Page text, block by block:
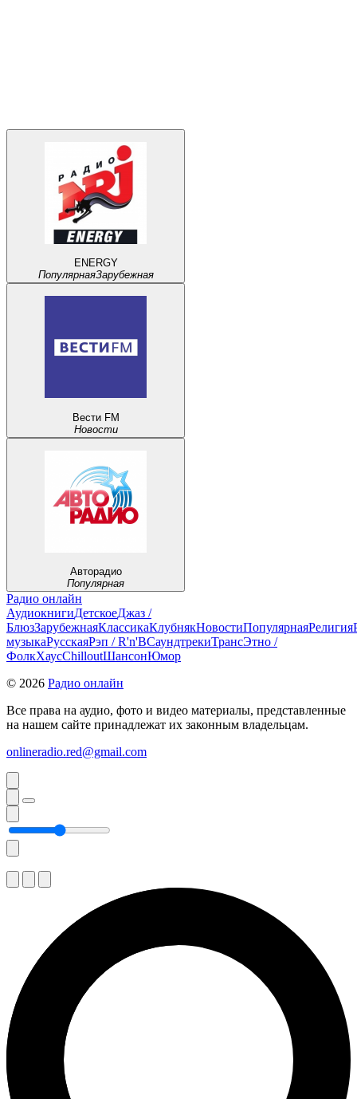
ENERGY
ПопулярнаяЗарубежная
Вести FM
Новости
Авторадио
Популярная
Радио онлайн
АудиокнигиДетскоеДжаз /
БлюзЗарубежнаяКлассикаКлубнякНовостиПопулярнаяРелигия
музыкаРусскаяРэп / R'n'BСаундтрекиТрансЭтно /
ФолкХауcChilloutШансонЮмор
© 2026 Радио онлайн
Все права на аудио, фото и видео материалы, представленные
на нашем сайте принадлежат их законным владельцам.
onlineradio.red@gmail.com